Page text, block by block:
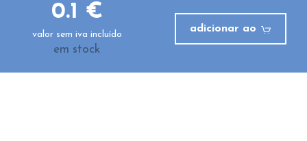
0.1 €
valor sem iva incluído
em stock
adicionar ao